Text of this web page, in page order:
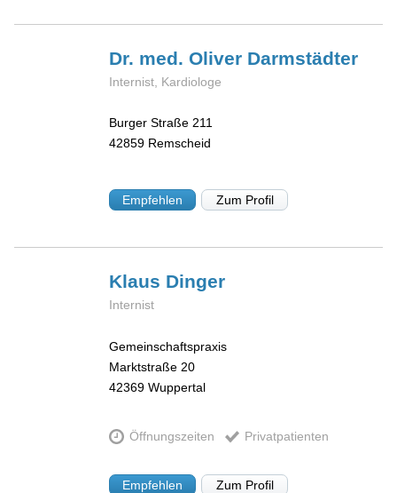
Dr. med. Oliver Darmstädter
Internist, Kardiologe
Burger Straße 211
42859 Remscheid
Empfehlen Zum Profil
Klaus Dinger
Internist
Gemeinschaftspraxis
Marktstraße 20
42369 Wuppertal
Öffnungszeiten Privatpatienten
Empfehlen Zum Profil